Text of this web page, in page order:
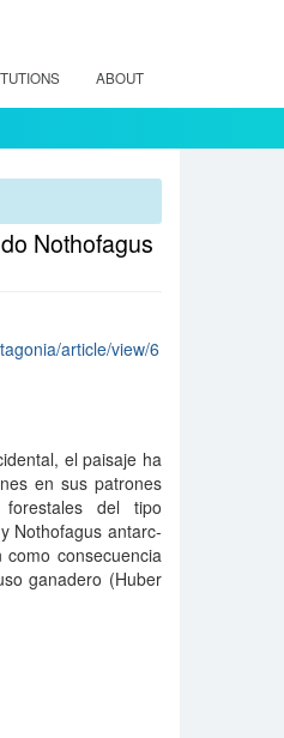
ABOUT
Nothofagus
article/view/6
el paisaje ha
en sus patrones
del tipo
Nothofagus antarc­
consecuencia
ganadero (Huber